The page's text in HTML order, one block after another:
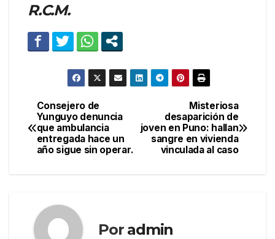
R.C.M.
Navegación
de
entradas
Misteriosa
desaparición de
joven en Puno: hallan
sangre en vivienda
vinculada al caso
Consejero de
Yunguyo denuncia
que ambulancia
entregada hace un
año sigue sin operar.
Por admin